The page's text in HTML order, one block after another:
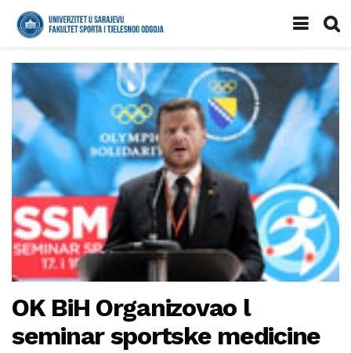
OK BiH Organizovao l
seminar sportske medicine